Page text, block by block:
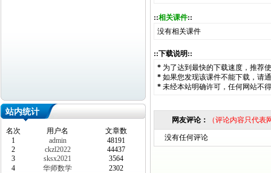
站内统计
名次 用户名
文章数
1
admin
48191
2
ckzl2022
44437
3
sksx2021
3564
4
华师数学
2302
::相关课件::
没有相关课件
::下载说明::
* 为了达到最快的下载速度，推荐
* 如果您发现该课件不能下载，请
* 未经本站明确许可，任何网站不
网友评论： （评论内容只代
没有任何评论